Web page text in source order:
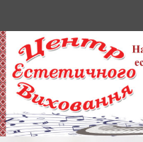
Skip
to
content